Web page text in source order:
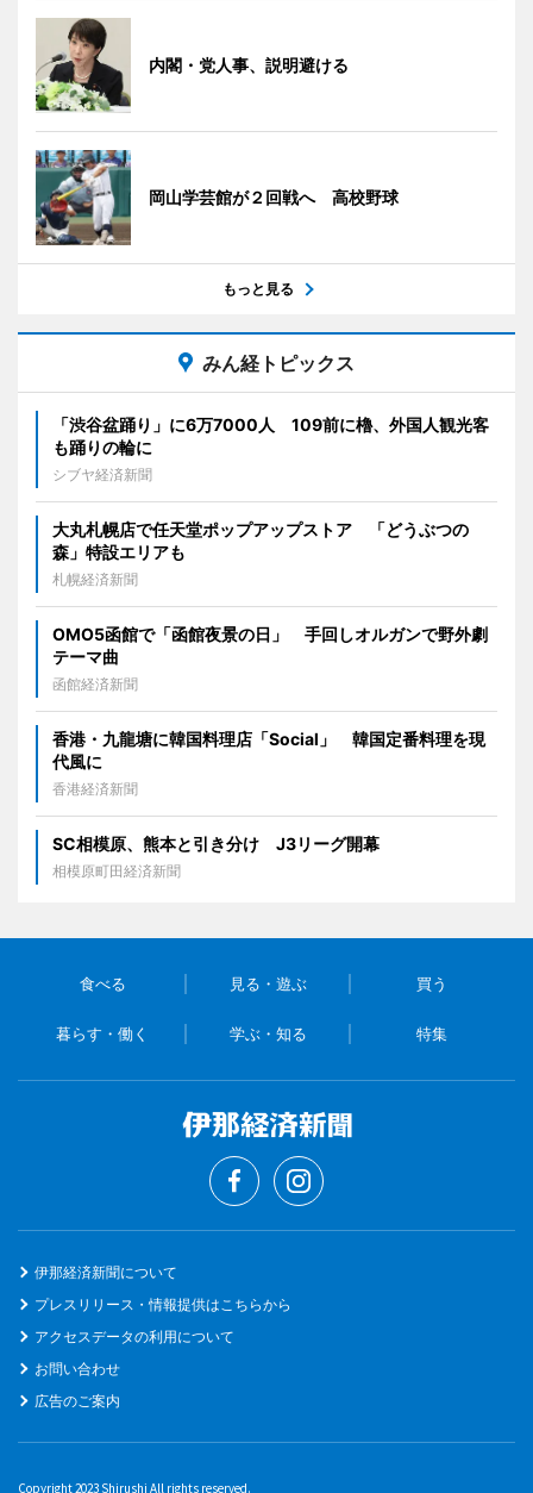
内閣・党人事、説明避ける
岡山学芸館が２回戦へ 高校野球
もっと見る
みん経トピックス
「渋谷盆踊り」に6万7000人 109前に櫓、外国人観光客
も踊りの輪に
シブヤ経済新聞
大丸札幌店で任天堂ポップアップストア 「どうぶつの
森」特設エリアも
札幌経済新聞
OMO5函館で「函館夜景の日」 手回しオルガンで野外劇
テーマ曲
函館経済新聞
香港・九龍塘に韓国料理店「Social」 韓国定番料理を現
代風に
香港経済新聞
SC相模原、熊本と引き分け J3リーグ開幕
相模原町田経済新聞
食べる 見る・遊ぶ 買う
暮らす・働く 学ぶ・知る 特集
伊那経済新聞について
プレスリリース・情報提供はこちらから
アクセスデータの利用について
お問い合わせ
広告のご案内
Copyright 2023 Shirushi All rights reserved.